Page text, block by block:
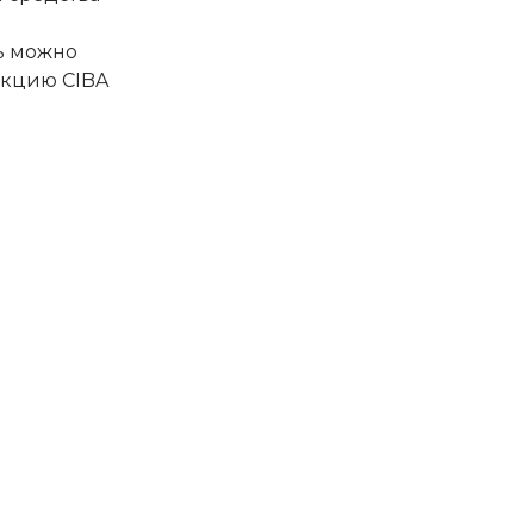
можно
CIBA